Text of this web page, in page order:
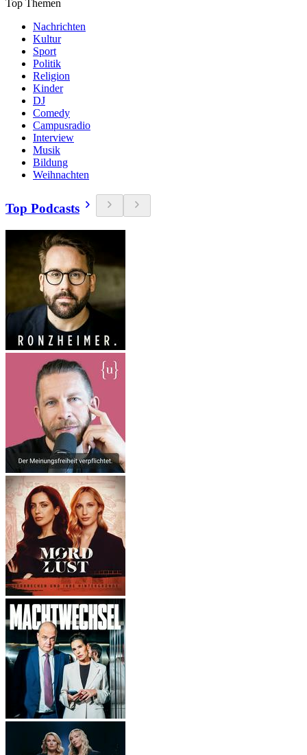
Top Themen
Nachrichten
Kultur
Sport
Politik
Religion
Kinder
DJ
Comedy
Campusradio
Interview
Musik
Bildung
Weihnachten
Top Podcasts